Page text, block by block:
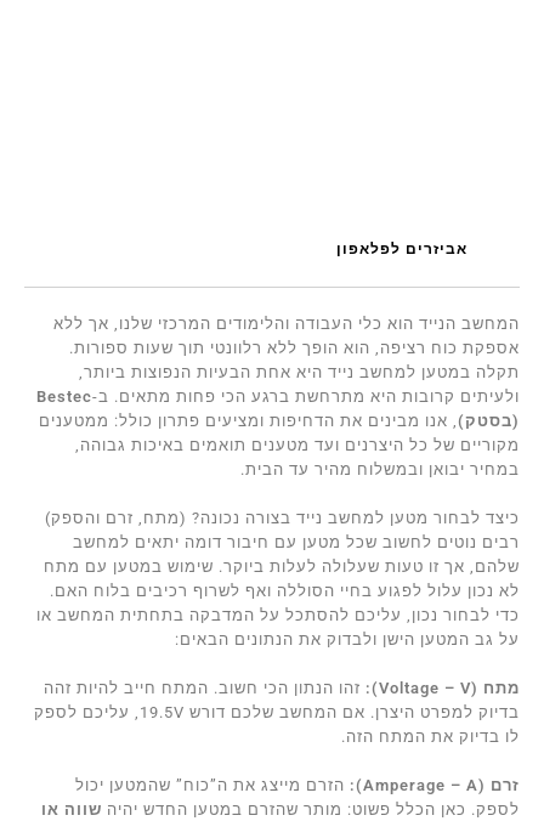
אביזרים לפלאפון
המחשב הנייד הוא כלי העבודה והלימודים המרכזי שלנו, אך ללא
אספקת כוח רציפה, הוא הופך ללא רלוונטי תוך שעות ספורות.
תקלה במטען למחשב נייד היא אחת הבעיות הנפוצות ביותר,
ולעיתים קרובות היא מתרחשת ברגע הכי פחות מתאים. ב-Bestec
(בסטק), אנו מבינים את הדחיפות ומציעים פתרון כולל: ממטענים
מקוריים של כל היצרנים ועד מטענים תואמים באיכות גבוהה,
במחיר יבואן ובמשלוח מהיר עד הבית.
כיצד לבחור מטען למחשב נייד בצורה נכונה? (מתח, זרם והספק)
רבים נוטים לחשוב שכל מטען עם חיבור דומה יתאים למחשב
שלהם, אך זו טעות שעלולה לעלות ביוקר. שימוש במטען עם מתח
לא נכון עלול לפגוע בחיי הסוללה ואף לשרוף רכיבים בלוח האם.
כדי לבחור נכון, עליכם להסתכל על המדבקה בתחתית המחשב או
על גב המטען הישן ולבדוק את הנתונים הבאים:
מתח (Voltage – V):
זהו הנתון הכי חשוב. המתח חייב להיות זהה
בדיוק למפרט היצרן. אם המחשב שלכם דורש 19.5V, עליכם לספק
לו בדיוק את המתח הזה.
זרם (Amperage – A):
הזרם מייצג את ה”כוח” שהמטען יכול
לספק. כאן הכלל פשוט: מותר שהזרם במטען החדש יהיה שווה או